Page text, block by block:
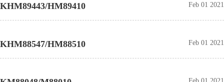
KHM89443/HM89410 Feb 01 2021
KHM88547/HM88510 Feb 01 2021